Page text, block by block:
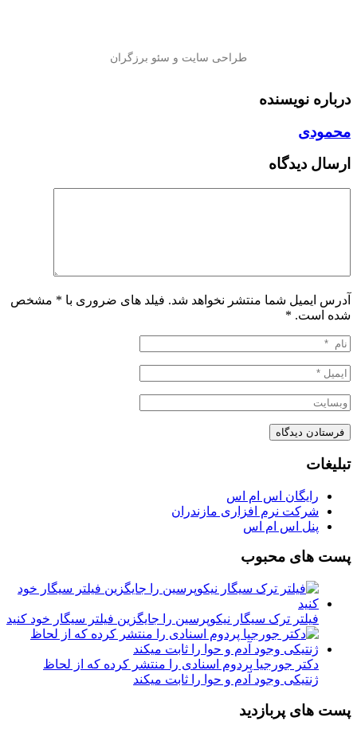
درباره نویسنده
محمودی
ارسال دیدگاه
آدرس ایمیل شما منتشر نخواهد شد. فیلد های ضروری با * مشخص
شده است. *
تبلیغات
رایگان اس ام اس
شرکت نرم افزاری مازندران
پنل اس ام اس
پست های محبوب
فیلتر ترک سیگار نیکوپرسین را جایگزین فیلتر سیگار خود کنید
دکتر جورجیا پردوم اسنادی را منتشر کرده که از لحاظ
ژنتیکی وجود آدم و حوا را ثابت میکند
پست های پربازدید